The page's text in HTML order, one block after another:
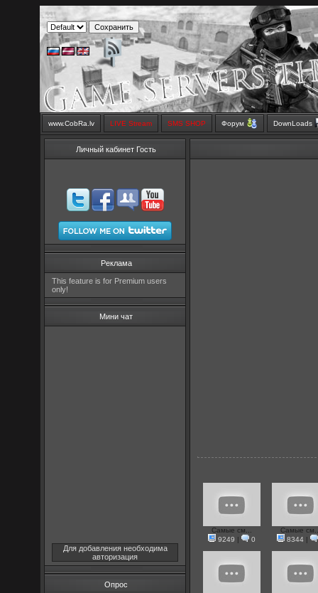
www.CobRa.lv LIVE Stream SMS SHOP Форум DownLoads
Личный кабинет Гость
Реклама
This feature is for Premium users
only!
Мини чат
Для добавления необходима
авторизация
Опрос
Самые см...
9249 | 0
Самые
8344 |